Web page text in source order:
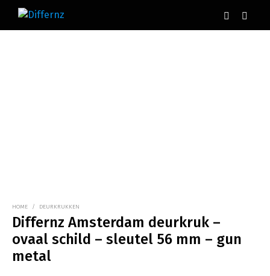
HOME / DEURKRUKKEN
Differnz Amsterdam deurkruk –
ovaal schild – sleutel 56 mm – gun
metal